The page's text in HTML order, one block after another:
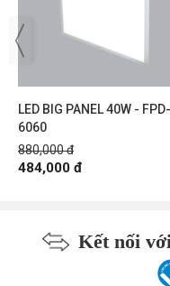
LED BIG PANEL 40W - FPD-
6060
880,000 đ
484,000 đ
Kết nối